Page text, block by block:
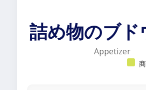
詰め物のブド
Appetizer